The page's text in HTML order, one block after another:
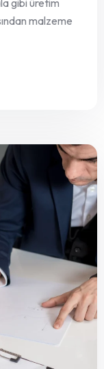
gibi üretim
malzeme